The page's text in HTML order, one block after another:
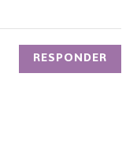
RESPONDER